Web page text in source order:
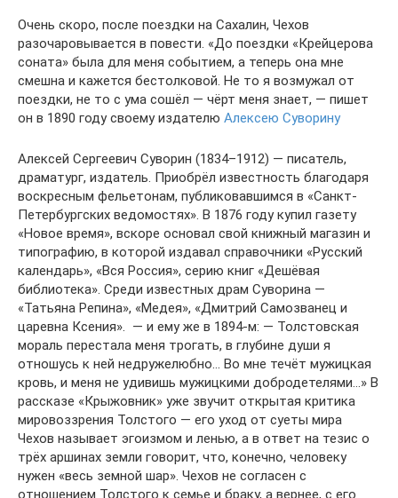
Очень скоро, после поездки на Сахалин, Чехов
разочаровывается в повести. «До поездки «Крейцерова
соната» была для меня событием, а теперь она мне
смешна и кажется бестолковой. Не то я возмужал от
поездки, не то с ума сошёл — чёрт меня знает, — пишет
он в 1890 году своему издателю Алексею Суворину
Алексей Сергеевич Суворин (1834–1912) — писатель,
драматург, издатель. Приобрёл известность благодаря
воскресным фельетонам, публиковавшимся в «Санкт-
Петербургских ведомостях». В 1876 году купил газету
«Новое время», вскоре основал свой книжный магазин и
типографию, в которой издавал справочники «Русский
календарь», «Вся Россия», серию книг «Дешёвая
библиотека». Среди известных драм Суворина —
«Татьяна Репина», «Медея», «Дмитрий Самозванец и
царевна Ксения». ⁠ — и ему же в 1894-м: — Толстовская
мораль перестала меня трогать, в глубине души я
отношусь к ней недружелюбно… Во мне течёт мужицкая
кровь, и меня не удивишь мужицкими добродетелями…» В
рассказе «Крыжовник» уже звучит открытая критика
мировоззрения Толстого — его уход от суеты мира
Чехов называет эгоизмом и ленью, а в ответ на тезис о
трёх аршинах земли говорит, что, конечно, человеку
нужен «весь земной шар». Чехов не согласен с
отношением Толстого к семье и браку, а вернее, с его